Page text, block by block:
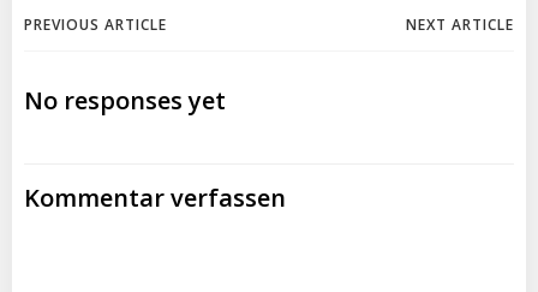
Post
navigation
PREVIOUS ARTICLE NEXT ARTICLE
No responses yet
Kommentar verfassen